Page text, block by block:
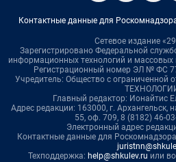
Контактные данные для
Сетевое издание
Зарегистрировано Федеральной
информационных технологий и
Регистрационный номер ЭЛ № ФС
Учредитель: Общество с ограниченной
Главный редактор: Ионайтис
Адрес редакции: 163000, г.
55, оф. 709, 8 (8182) 46-
Электронный адрес
Контактные данные для
Техподдержка: help@shkulev.ru или